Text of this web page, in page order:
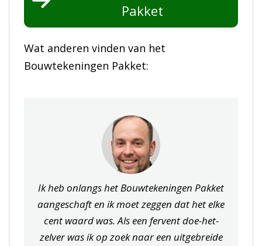
Pakket
Wat anderen vinden van het
Bouwtekeningen Pakket:
Ik heb onlangs het Bouwtekeningen Pakket
aangeschaft en ik moet zeggen dat het elke
cent waard was. Als een fervent doe-het-
zelver was ik op zoek naar een uitgebreide